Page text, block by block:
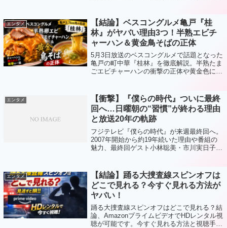
エンタメ
【結論】ベスコングルメ亀戸『桂
林』がヤバい理由3つ！半熟エビチ
ャーハン＆黄金鳥そばの正体
5月3日放送のベスコングルメで話題となった
亀戸の町中華『桂林』を徹底解説。半熟たま
ごエビチャーハンの衝撃の正体や黄金色に輝
エンタメ
【衝撃】『僕らの時代』ついに最終
回へ…日曜朝の“習慣”が終わる理由
と放送20年の軌跡
フジテレビ『僕らの時代』が来週最終回へ。
2007年開始から約19年続いた理由や番組の
魅力、最終回ゲスト小林聡美・市川実日子・
エンタメ
【結論】踊る大捜査線スピンオフは
どこで見れる？今すぐ見れる方法が
ヤバい！
踊る大捜査線スピンオフはどこで見れる？結
論、AmazonプライムビデオでHDレンタル視
聴が可能です。今すぐ見れる方法と視聴手順